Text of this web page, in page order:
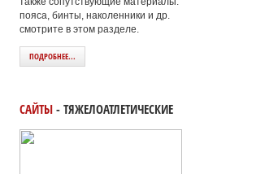
пояса, бинты, наколенники и др.
смотрите в этом разделе.
ПОДРОБНЕЕ...
САЙТЫ - ТЯЖЕЛОАТЛЕТИЧЕСКИЕ